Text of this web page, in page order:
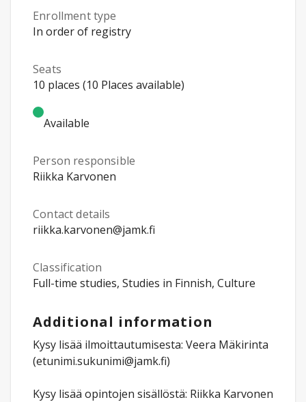
Enrollment type
In order of registry
Seats
10 places (10 Places available)
Available
Person responsible
Riikka Karvonen
Contact details
riikka.karvonen@jamk.fi
Classification
Full-time studies, Studies in Finnish, Culture
Additional information
Kysy lisää ilmoittautumisesta: Veera Mäkirinta
(etunimi.sukunimi@jamk.fi)
Kysy lisää opintojen sisällöstä: Riikka Karvonen